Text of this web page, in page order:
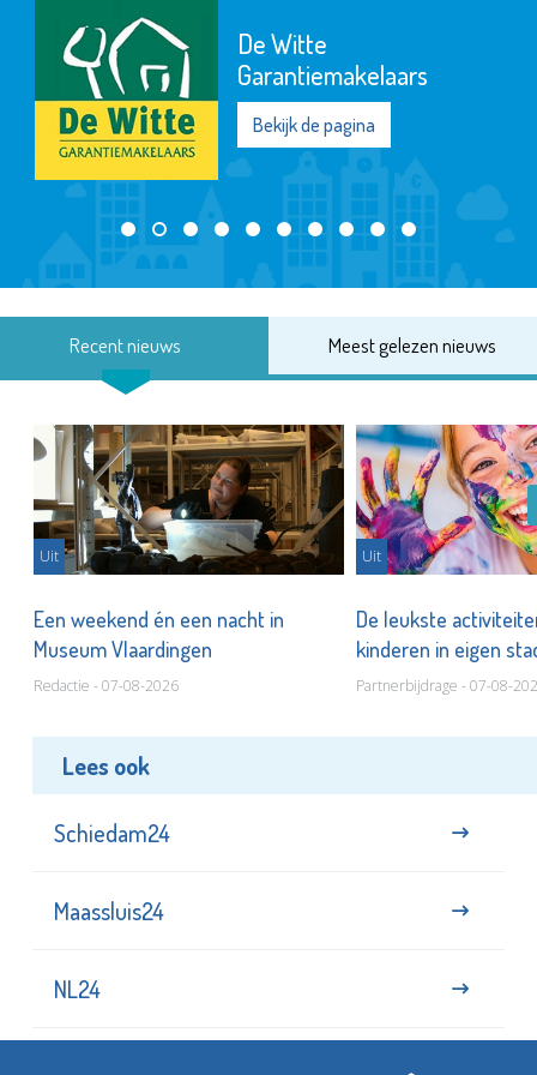
De Witte
Garantiemakelaars
Bekijk de pagina
Recent nieuws Meest gelezen nieuws
Uit
Een weekend én een nacht in
Museum Vlaardingen
Redactie - 07-08-2026
Uit
De leukste
kinderen in eigen
Partnerbijdrage - 07-08-
Lees ook
Schiedam24
Maassluis24
NL24